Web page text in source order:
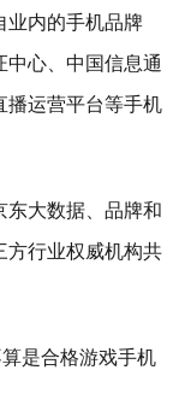
业内的手机品牌
中心、中国信息通
播运营平台等手机
东大数据、品牌和
方行业权威机构共